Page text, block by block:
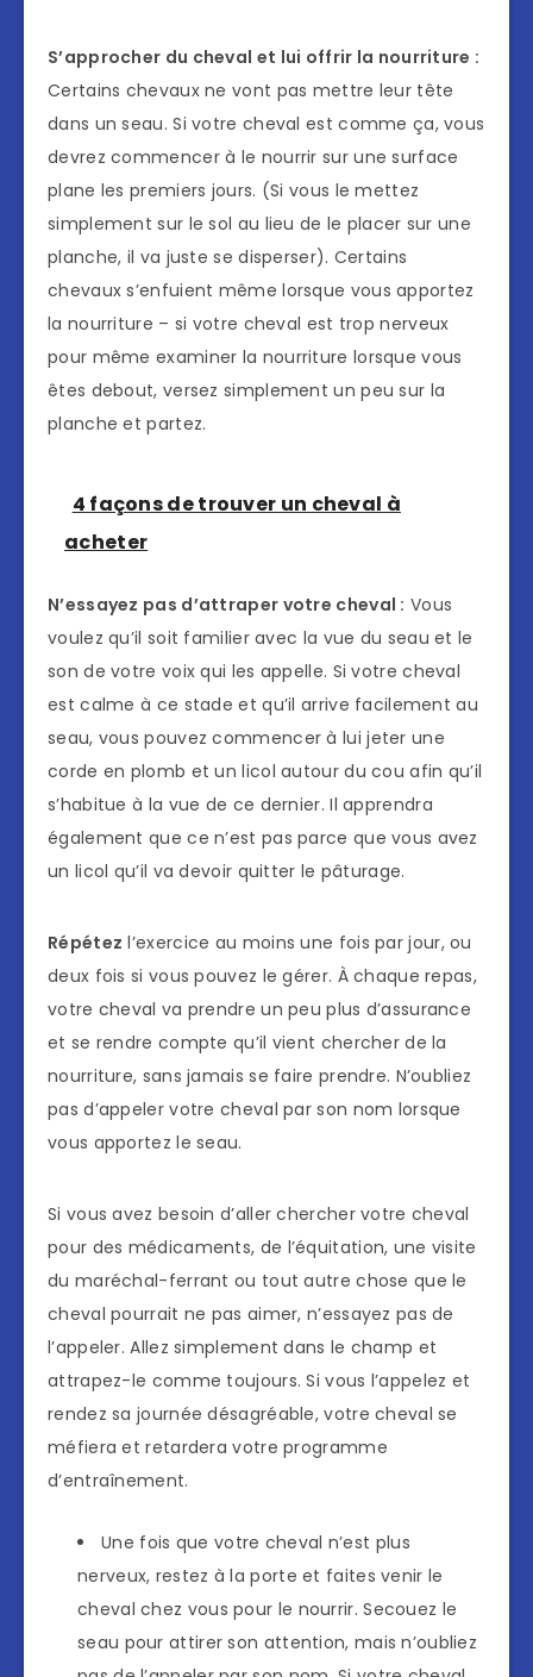
S’approcher du cheval et lui offrir la nourriture :
Certains chevaux ne vont pas mettre leur tête
dans un seau. Si votre cheval est comme ça, vous
devrez commencer à le nourrir sur une surface
plane les premiers jours. (Si vous le mettez
simplement sur le sol au lieu de le placer sur une
planche, il va juste se disperser). Certains
chevaux s’enfuient même lorsque vous apportez
la nourriture – si votre cheval est trop nerveux
pour même examiner la nourriture lorsque vous
êtes debout, versez simplement un peu sur la
planche et partez.
4 façons de trouver un cheval à
acheter
N’essayez pas d’attraper votre cheval : Vous
voulez qu’il soit familier avec la vue du seau et le
son de votre voix qui les appelle. Si votre cheval
est calme à ce stade et qu’il arrive facilement au
seau, vous pouvez commencer à lui jeter une
corde en plomb et un licol autour du cou afin qu’il
s’habitue à la vue de ce dernier. Il apprendra
également que ce n’est pas parce que vous avez
un licol qu’il va devoir quitter le pâturage.
Répétez l’exercice au moins une fois par jour, ou
deux fois si vous pouvez le gérer. À chaque repas,
votre cheval va prendre un peu plus d’assurance
et se rendre compte qu’il vient chercher de la
nourriture, sans jamais se faire prendre. N’oubliez
pas d’appeler votre cheval par son nom lorsque
vous apportez le seau.
Si vous avez besoin d’aller chercher votre cheval
pour des médicaments, de l’équitation, une visite
du maréchal-ferrant ou tout autre chose que le
cheval pourrait ne pas aimer, n’essayez pas de
l’appeler. Allez simplement dans le champ et
attrapez-le comme toujours. Si vous l’appelez et
rendez sa journée désagréable, votre cheval se
méfiera et retardera votre programme
d’entraînement.
Une fois que votre cheval n’est plus
nerveux, restez à la porte et faites venir le
cheval chez vous pour le nourrir. Secouez le
seau pour attirer son attention, mais n’oubliez